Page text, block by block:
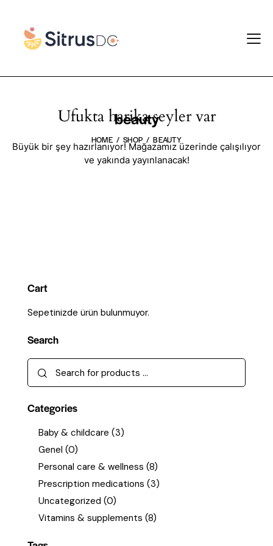
beauty
HOME SHOP BEAUTY
Ufukta harika şeyler var
Büyük bir şey hazırlanıyor! Mağazamız üzerinde çalışılıyor
ve yakında yayınlanacak!
Cart
Sepetinizde ürün bulunmuyor.
Search
Categories
Baby & childcare (3)
Genel (0)
Personal care & wellness (8)
Prescription medications (3)
Uncategorized (0)
Vitamins & supplements (8)